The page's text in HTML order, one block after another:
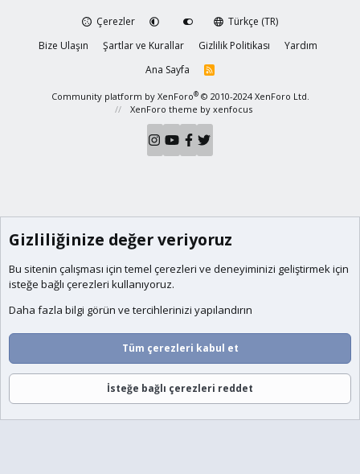
Çerezler
Türkçe (TR)
Bize Ulaşın
Şartlar ve Kurallar Gizlilik Politikası
Yardım
Ana Sayfa
R
Community platform by XenForo® © 2010-2024 XenForo Ltd.
XenForo theme by xenfocus
Gizliliğinize değer veriyoruz
Bu sitenin çalışması için temel çerezleri ve deneyiminizi geliştirmek için
isteğe bağlı çerezleri kullanıyoruz.
Daha fazla bilgi görün ve tercihlerinizi yapılandırın
Tüm çerezleri kabul et
İsteğe bağlı çerezleri reddet